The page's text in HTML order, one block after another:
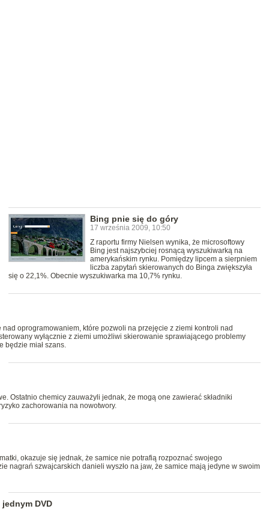
Bing pnie się do góry
17 września 2009, 10:50
Z raportu firmy Nielsen wynika, że microsoftowy
Bing jest najszybciej rosnącą wyszukiwarką na
amerykańskim rynku. Pomiędzy lipcem a sierpniem
liczba zapytań skierowanych do Binga zwiększyła
się o 22,1%. Obecnie wyszukiwarka ma 10,7% rynku.
oprogramowaniem, które pozwoli na przejęcie z ziemi kontroli nad
wyłącznie z ziemi umożliwi skierowanie sprawiającego problemy
będzie miał szans.
Ostatnio chemicy zauważyli jednak, że mogą one zawierać składniki
zachorowania na nowotwory.
okazuje się jednak, że samice nie potrafią rozpoznać swojego
nagrań szwajcarskich danieli wyszło na jaw, że samice mają jedyne w swoim
DVD